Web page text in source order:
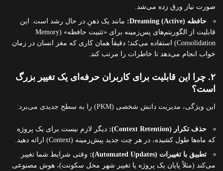
صورت نیاز ورق زده می‌شد.
حافظه Dreaming (Active):
مانند یک ذهنِ در حال رشد است. این
قابلیت از الگوریتم‌های پس‌زمینه برای «تثبیت حافظه» (Memory
Consolidation) استفاده می‌کند؛ دقیقاً همان کاری که مغز انسان در زمان
خواب انجام می‌دهد تا خاطرات را مرتب کند.
۲. چرا این قابلیت برای کاربران حرفه‌ای یک تغییر بزرگ
است؟
این ویژگی، مدیریت دانش شخصی (PKM) را به سطح جدیدی می‌برد:
حذف تکرار (Context Retention):
دیگر لازم نیست برای یک پروژه
که ماه‌ها طول کشیده، در هر چت جدید پیش‌زمینه (Context) ارائه دهید.
تطبیق با تغییرات (Automated Updates):
وقتی شرایط شما تغییر
می‌کند (مثلاً پایان یک پروژه یا تغییر شهر محل سکونت)، هوش مصنوعی